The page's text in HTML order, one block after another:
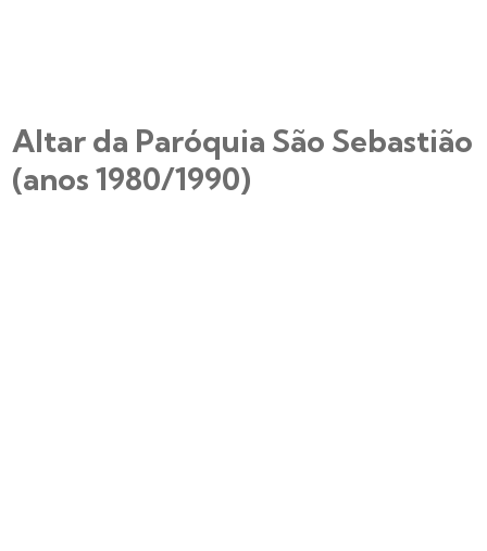
Altar da Paróquia São Sebastião
(anos 1980/1990)